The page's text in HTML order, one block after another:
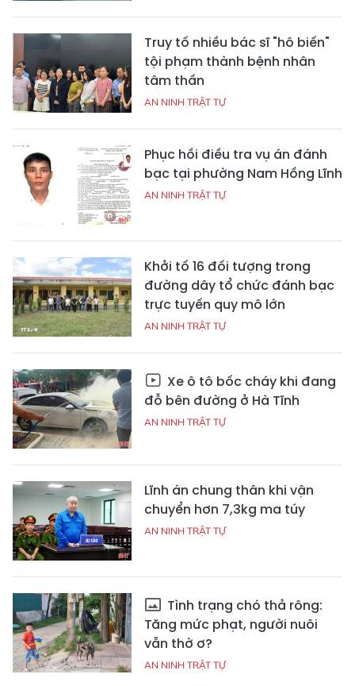
Truy tố nhiều bác sĩ "hô biến"
tội phạm thành bệnh nhân
tâm thần
AN NINH TRẬT TỰ
Phục hồi điều tra vụ án đánh
bạc tại phường Nam Hồng Lĩnh
AN NINH TRẬT TỰ
Khởi tố 16 đối tượng trong
đường dây tổ chức đánh bạc
trực tuyến quy mô lớn
AN NINH TRẬT TỰ
Xe ô tô bốc cháy khi đang
đỗ bên đường ở Hà Tĩnh
AN NINH TRẬT TỰ
Lĩnh án chung thân khi vận
chuyển hơn 7,3kg ma túy
AN NINH TRẬT TỰ
Tình trạng chó thả rông:
Tăng mức phạt, người nuôi
vẫn thờ ơ?
AN NINH TRẬT TỰ